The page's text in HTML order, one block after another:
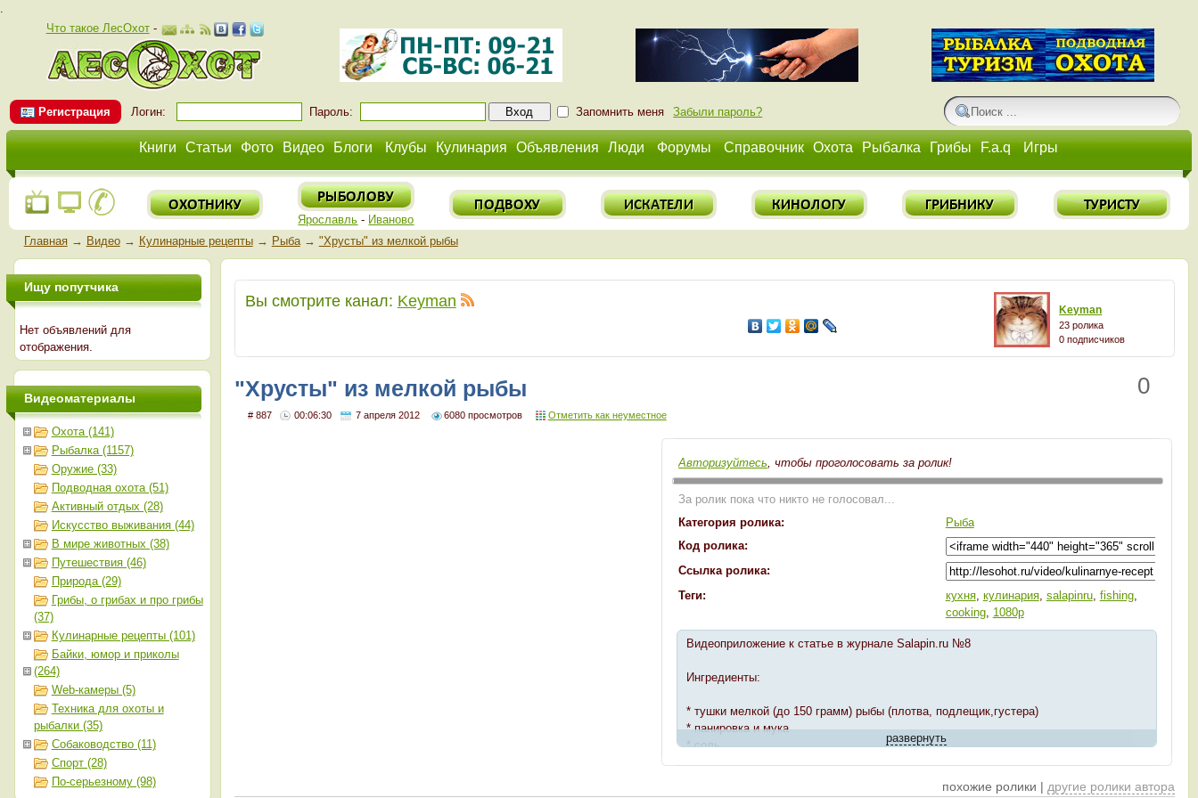
.
Что такое ЛесОхот-
Регистрация Логин: Пароль: Запомнить меня Забыли пароль?
Книги Статьи Фото Видео Блоги Клубы Кулинария Объявления Люди Форумы Справочник Охота Рыбалка Грибы F.a.q Игры
Ярославль - Иваново
Главная→ Видео→ Кулинарные рецепты→ Рыба→ "Хрусты" из мелкой рыбы
Вы смотрите канал: Keyman Keyman
23 ролика
0 подписчиков
0
"Хрусты" из мелкой рыбы
# 887 00:06:30 7 апреля 2012 6080 просмотров Отметить как неуместное
Авторизуйтесь , чтобы проголосовать за ролик!
За ролик пока что никто не голосовал...
Категория ролика:
Рыба
Код ролика:
Ссылка ролика:
Теги:
кухня, кулинария, salapinru, fishing,
cooking, 1080p
Видеоприложение к статье в журнале Salapin.ru №8
Ингредиенты:
* тушки мелкой (до 150 грамм) рыбы (плотва, подлещик,густера)
* панировка и мука
* соль
развернуть
похожие ролики | другие ролики автора
Ищу попутчика
Нет объявлений для
отображения.
Видеоматериалы
Охота (141)
Рыбалка (1157)
Оружие (33)
Подводная охота (51)
Активный отдых (28)
Искусство выживания (44)
В мире животных (38)
Путешествия (46)
Природа (29)
Грибы, о грибах и про грибы
(37)
Кулинарные рецепты (101)
Байки, юмор и приколы
(264)
Web-камеры (5)
Техника для охоты и
рыбалки (35)
Собаководство (11)
Спорт (28)
По-серьезному (98)